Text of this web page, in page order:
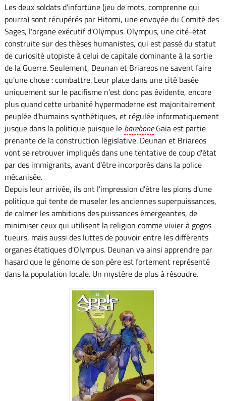
Les deux soldats d'infortune (jeu de mots, comprenne qui
pourra) sont récupérés par Hitomi, une envoyée du Comité des
Sages, l'organe exécutif d'Olympus. Olympus, une cité-état
construite sur des thèses humanistes, qui est passé du statut
de curiosité utopiste à celui de capitale dominante à la sortie
de la Guerre. Seulement, Deunan et Briareos ne savent faire
qu'une chose : combattre. Leur place dans une cité basée
uniquement sur le pacifisme n'est donc pas évidente, encore
plus quand cette urbanité hypermoderne est majoritairement
peuplée d'humains synthétiques, et régulée informatiquement
jusque dans la politique puisque le bareboneGaia est partie
prenante de la construction législative. Deunan et Briareos
vont se retrouver impliqués dans une tentative de coup d'état
par des immigrants, avant d'être incorporés dans la police
mécanisée.
Depuis leur arrivée, ils ont l'impression d'être les pions d'une
politique qui tente de museler les anciennes superpuissances,
de calmer les ambitions des puissances émergeantes, de
minimiser ceux qui utilisent la religion comme vivier à gogos
tueurs, mais aussi des luttes de pouvoir entre les différents
organes étatiques d'Olympus. Deunan va ainsi apprendre par
hasard que le génome de son père est fortement représenté
dans la population locale. Un mystère de plus à résoudre.